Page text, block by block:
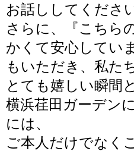
お話ししてくださ
さらに、
『こちら
かくて安心してい
もいただき、私た
とても嬉しい瞬間
横浜荏田ガーデン
には、
ご本人だけでなく